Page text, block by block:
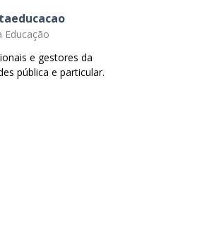
Educação
e gestores da
pública e particular.